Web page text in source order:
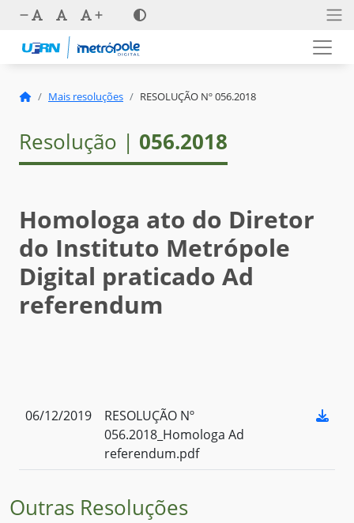
Mais resoluções RESOLUÇÃO Nº 056.2018
Resolução | 056.2018
Homologa ato do Diretor
do Instituto Metrópole
Digital praticado Ad
referendum
06/12/2019
RESOLUÇÃO Nº
056.2018_Homologa Ad
referendum.pdf
Outras Resoluções